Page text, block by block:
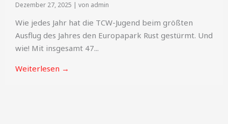
Dezember 27, 2025 von admin
Wie jedes Jahr hat die TCW-Jugend beim größten
Ausflug des Jahres den Europapark Rust gestürmt. Und
wie! Mit insgesamt 47...
Weiterlesen →